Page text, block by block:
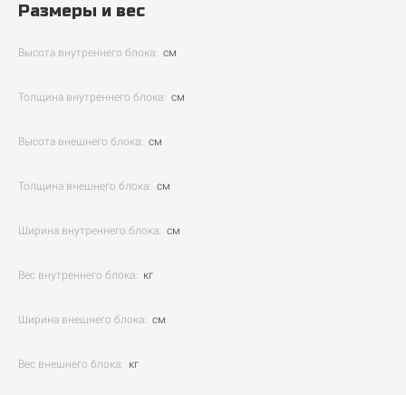
Размеры и вес
Высота внутреннего блока: см
Толщина внутреннего блока: см
Высота внешнего блока: см
Толщина внешнего блока: см
Ширина внутреннего блока: см
Вес внутреннего блока: кг
Ширина внешнего блока: см
Вес внешнего блока: кг